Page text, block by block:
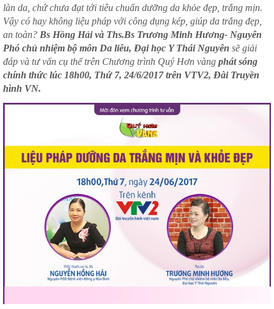
làn da, chứ chưa đạt tới tiêu chuẩn dưỡng da khỏe đẹp, trắng mịn.
Vậy có hay không liệu pháp với công dụng kép, giúp da trắng đẹp,
an toàn? Bs Hồng Hải và Ths.Bs Trương Minh Hương- Nguyên
Phó chủ nhiệm bộ môn Da liễu, Đại học Y Thái Nguyên sẽ giải
đáp và tư vấn cụ thể trên Chương trình Quý Hơn vàng phát sóng
chính thức lúc 18h00, Thứ 7, 24/6/2017 trên VTV2, Đài Truyền
hình VN.